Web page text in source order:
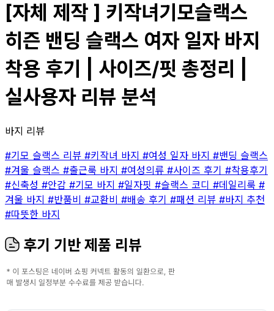
[자체 제작 ] 키작녀기모슬랙스
히즌 밴딩 슬랙스 여자 일자 바지
착용 후기 | 사이즈/핏 총정리 |
실사용자 리뷰 분석
바지 리뷰
#기모 슬랙스 리뷰 #키작녀 바지 #여성 일자 바지 #밴딩 슬랙스
#겨울 슬랙스 #출근룩 바지 #여성의류 #사이즈 후기 #착용후기
#신축성 #안감 #기모 바지 #일자핏 #슬랙스 코디 #데일리룩 #
겨울 바지 #반품비 #교환비 #배송 후기 #패션 리뷰 #바지 추천
#따뜻한 바지
후기 기반 제품 리뷰